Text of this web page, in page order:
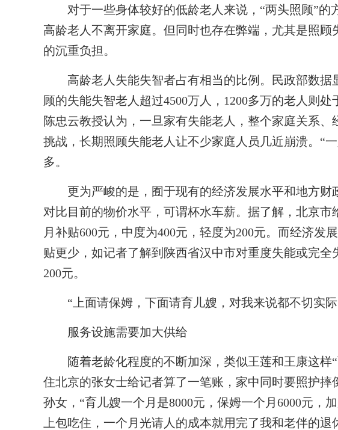
对于一些身体较好的低龄老人来说，“两头照顾”的
高龄老人不离开家庭。但同时也存在弊端，尤其是照顾
的沉重负担。
高龄老人失能失智者占有相当的比例。民政部数据
顾的失能失智老人超过4500万人，1200多万的老人则
陈忠云教授认为，一旦家有失能老人，整个家庭关系
挑战，长期照顾失能老人让不少家庭人员几近崩溃。“
多。
更为严峻的是，囿于现有的经济发展水平和地方财
对比目前的物价水平，可谓杯水车薪。据了解，北京
月补贴600元，中度为400元，轻度为200元。而经济发
贴更少，如记者了解到陕西省汉中市对重度失能或完全
200元。
“上面请保姆，下面请育儿嫂，对我来说都不切实际
服务设施需要加大供给
随着老龄化程度的不断加深，类似王莲和王康这样“
住北京的张女士给记者算了一笔账，家中同时要照护
孙女，“育儿嫂一个月是8000元，保姆一个月6000元，
上包吃住，一个月光请人的成本就用完了我和老伴的退